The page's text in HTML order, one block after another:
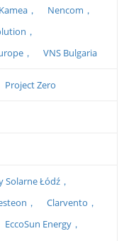
Kamea，
Nencom，
，
， VNS Bulgaria
Project Zero
Solarne Łódź，
，
Clarvento，
EccoSun Energy，